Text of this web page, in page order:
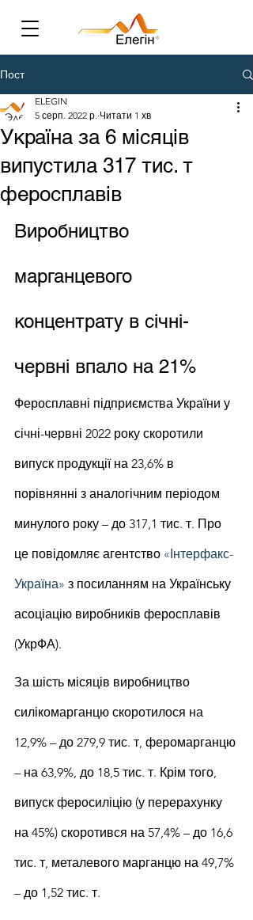
Пост
Україна за 6 місяців
випустила 317 тис. т
феросплавів
ELEGIN
5 серп. 2022 р. Читати 1 хв
Виробництво
марганцевого
концентрату в січні-
червні впало на 21%
Феросплавні підприємства України у
січні-червні 2022 року скоротили
випуск продукції на 23,6% в
порівнянні з аналогічним періодом
минулого року – до 317,1 тис. т. Про
це повідомляє агентство «Інтерфакс-
Україна» з посиланням на Українську
асоціацію виробників феросплавів
(УкрФА).
За шість місяців виробництво
силікомарганцю скоротилося на
12,9% – до 279,9 тис. т, феромарганцю
– на 63,9%, до 18,5 тис. т. Крім того,
випуск феросиліцію (у перерахунку
на 45%) скоротився на 57,4% – до 16,6
тис. т, металевого марганцю на 49,7%
– до 1,52 тис. т.